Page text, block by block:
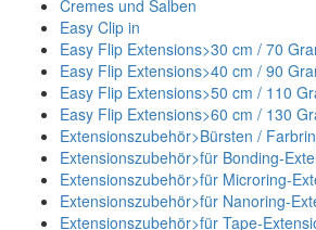
Cremes und Salben
Easy Clip in
Easy Flip Extensions>30 cm / 70
Easy Flip Extensions>40 cm / 90
Easy Flip Extensions>50 cm / 110
Easy Flip Extensions>60 cm / 130
Extensionszubehör>Bürsten /
Extensionszubehör>für Bonding-
Extensionszubehör>für Microring-
Extensionszubehör>für Nanoring-
Extensionszubehör>für Tape-